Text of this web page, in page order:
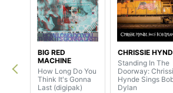
BIG RED
MACHINE
How Long Do You
Think It's Gonna
Last (digipak)
CHRISSIE
Standing In The
Doorway:
Hynde Sings
Dylan